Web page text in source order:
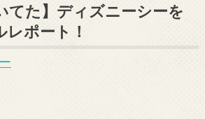
てた】ディズニーシーを
ポート！